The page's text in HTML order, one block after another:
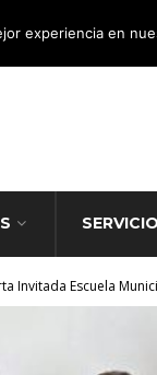
Invitada Escuela
experiencia en